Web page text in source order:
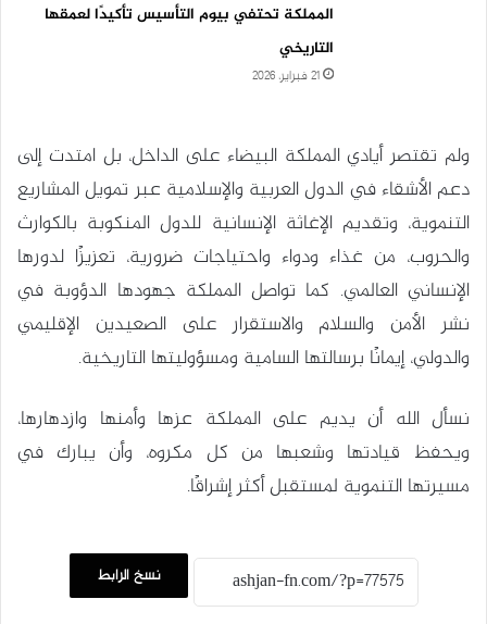
‎المملكة تحتفي بيوم التأسيس تأكيدًا لعمقها
التاريخي
21 فبراير، 2026
ولم تقتصر أيادي المملكة البيضاء على الداخل، بل امتدت إلى
دعم الأشقاء في الدول العربية والإسلامية عبر تمويل المشاريع
التنموية، وتقديم الإغاثة الإنسانية للدول المنكوبة بالكوارث
والحروب، من غذاء ودواء واحتياجات ضرورية، تعزيزًا لدورها
الإنساني العالمي. كما تواصل المملكة جهودها الدؤوبة في
نشر الأمن والسلام والاستقرار على الصعيدين الإقليمي
والدولي، إيمانًا برسالتها السامية ومسؤوليتها التاريخية.
نسأل الله أن يديم على المملكة عزها وأمنها وازدهارها،
ويحفظ قيادتها وشعبها من كل مكروه، وأن يبارك في
مسيرتها التنموية لمستقبل أكثر إشراقًا.
نسخ الرابط